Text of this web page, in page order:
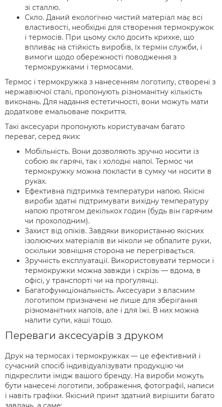
зі сталлю.
Скло. Даний екологічно чистий матеріал має всі
властивості, необхідні для створення термокружок
і термосів. При цьому скло досить крихке, що
впливає на стійкість виробів, їх термін служби, і
вимоги щодо обережності поводження з
термокружками і термосами.
Термос і термокружка з нанесенням логотипу, створені з
нержавіючої сталі, пропонують різноманітну кількість
виконань. Для надання естетичності, вони можуть мати
додаткове емальоване покриття.
Такі аксесуари пропонують користувачам багато
переваг, серед яких:
Мобільність. Вони дозволяють зручно носити із
собою як гарячі, так і холодні напої. Термос чи
термокружку можна покласти в сумку чи носити в
руках.
Ефективна підтримка температури напою. Якісні
вироби здатні підтримувати вихідну температуру
напою протягом декількох годин (будь він гарячим
чи прохолодним).
Захист від опіків. Завдяки використанню якісних
ізолюючих матеріалів ви ніколи не обпалите руки,
оскільки зовнішня сторона не перегрівається.
Зручність експлуатації. Використовувати термоси і
термокружки можна завжди і скрізь — вдома, в
офісі, у транспорті чи на прогулянці.
Багатофункціональність. Аксесуари з власним
логотипом призначені не лише для зберігання
різноманітних напоїв, але і для їжі. В них можна
налити супи, каші тощо.
Переваги аксесуарів з друком
Друк на термосах і термокружках — це ефективний і
сучасний спосіб індивідуалізувати продукцію чи
підкреслити імідж вашого бренду. На вироби можуть
бути нанесені логотипи, зображення, фотографії, написи
і навіть графіки. Якісний принт здатний вирішити багато